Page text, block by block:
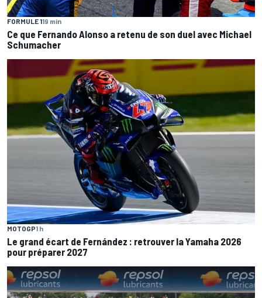
FORMULE 119 min
Ce que Fernando Alonso a retenu de son duel avec Michael
Schumacher
MOTOGP1 h
Le grand écart de Fernández : retrouver la Yamaha 2026
pour préparer 2027